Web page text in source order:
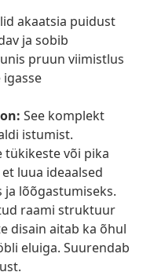
akaatsia puidust
ja sobib
pruun viimistlus
See komplekt
istumist.
tükikeste või pika
luua ideaalsed
lõõgastumiseks.
raami struktuur
disain aitab ka õhul
eluiga. Suurendab